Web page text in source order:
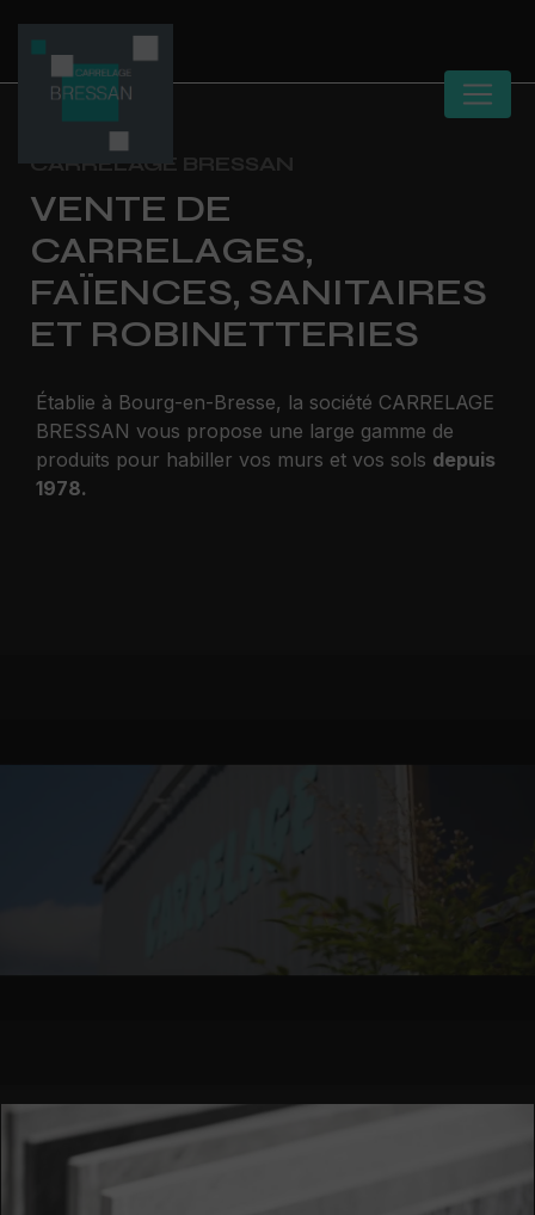
CARRELAGE BRESSAN
VENTE DE
CARRELAGES,
FAÏENCES, SANITAIRES
ET ROBINETTERIES
Établie à Bourg-en-Bresse, la société CARRELAGE
BRESSAN vous propose une large gamme de
produits pour habiller vos murs et vos sols depuis
1978.